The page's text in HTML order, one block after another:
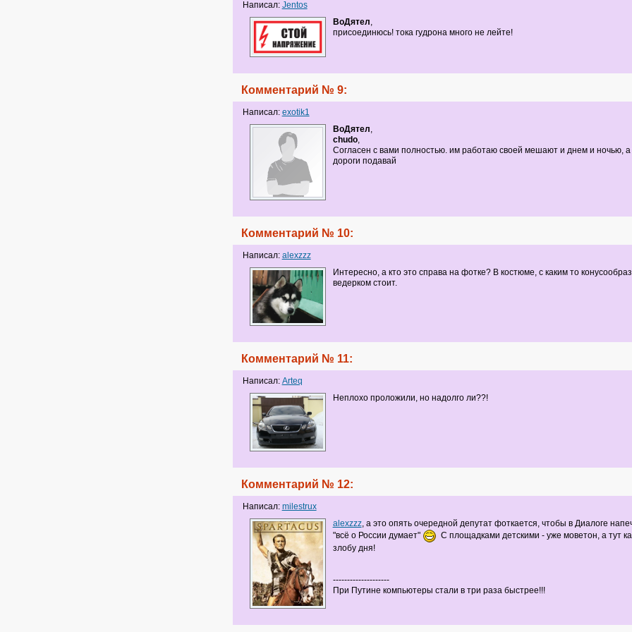
Написал: Jentos
ВоДятел,
присоединюсь! тока гудрона много не лейте!
Комментарий № 9:
Написал: exotik1
ВоДятел,
chudo,
Согласен с вами полностью. им работаю своей мешают и днем и ночью,
дороги подавай
Комментарий № 10:
Написал: alexzzz
Интересно, а кто это справа на фотке? В костюме, с каким то
ведерком стоит.
Комментарий № 11:
Написал: Arteq
Неплохо проложили, но надолго ли??!
Комментарий № 12:
Написал: milestrux
alexzzz, а это опять очередной депутат фоткается, чтобы в Диалоге
"всё о России думает"
С площадками детскими - уже моветон, а тут
злобу дня!
--------------------
При Путине компьютеры стали в три раза быстрее!!!